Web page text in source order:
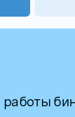
работы